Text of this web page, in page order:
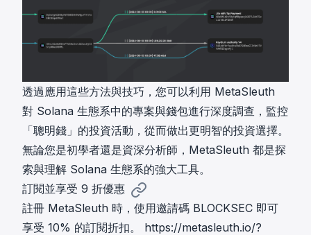
透過應用這些方法與技巧，您可以利用 MetaSleuth
對 Solana 生態系中的專案與錢包進行深度調查，監控
「聰明錢」的投資活動，從而做出更明智的投資選擇。
無論您是初學者還是資深分析師，MetaSleuth 都是探
索與理解 Solana 生態系的強大工具。
訂閱並享受 9 折優惠
註冊 MetaSleuth 時，使用邀請碼 BLOCKSEC 即可
享受 10% 的訂閱折扣。 https://metasleuth.io/?